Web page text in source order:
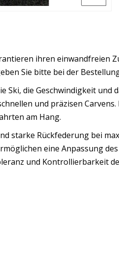
ihren einwandfreien
Sie bitte bei der
die Geschwindigkeit und
und präzisen
am Hang.
starke Rückfederung bei
eine Anpassung
und Kontrollierbarkeit